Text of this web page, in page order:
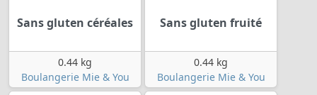
Sans gluten céréales
0.44 kg
Boulangerie Mie & You
Sans gluten fruité
0.44 kg
Boulangerie Mie & You